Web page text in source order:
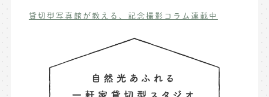
貸切型写真館が教える、記念撮影コラム連載中